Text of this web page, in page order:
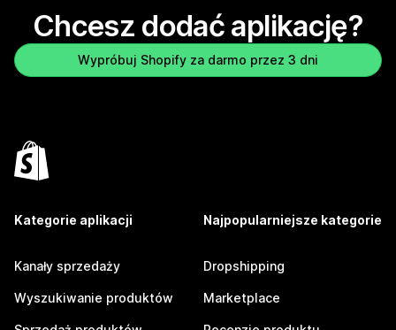
Chcesz dodać aplikację?
Wypróbuj Shopify za darmo przez 3 dni
Kategorie aplikacji
Kanały sprzedaży
Wyszukiwanie produktów
Najpopularniejsze kategorie
Dropshipping
Marketplace